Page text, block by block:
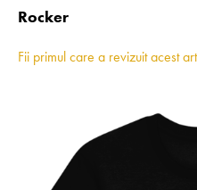
Rocker
Fii primul care a revizuit acest